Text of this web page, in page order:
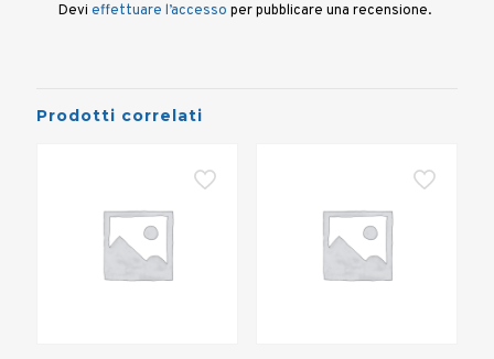
Devi effettuare l’accesso per pubblicare una recensione.
Prodotti correlati